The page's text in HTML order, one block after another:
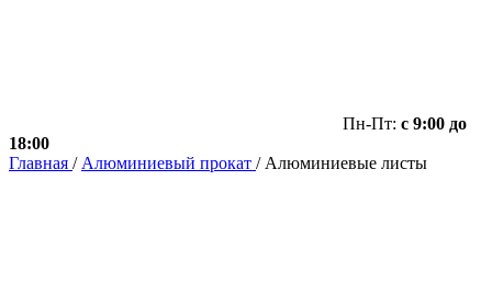
Пн-Пт: с 9:00 до
18:00
Главная / Алюминиевый прокат / Алюминиевые листы